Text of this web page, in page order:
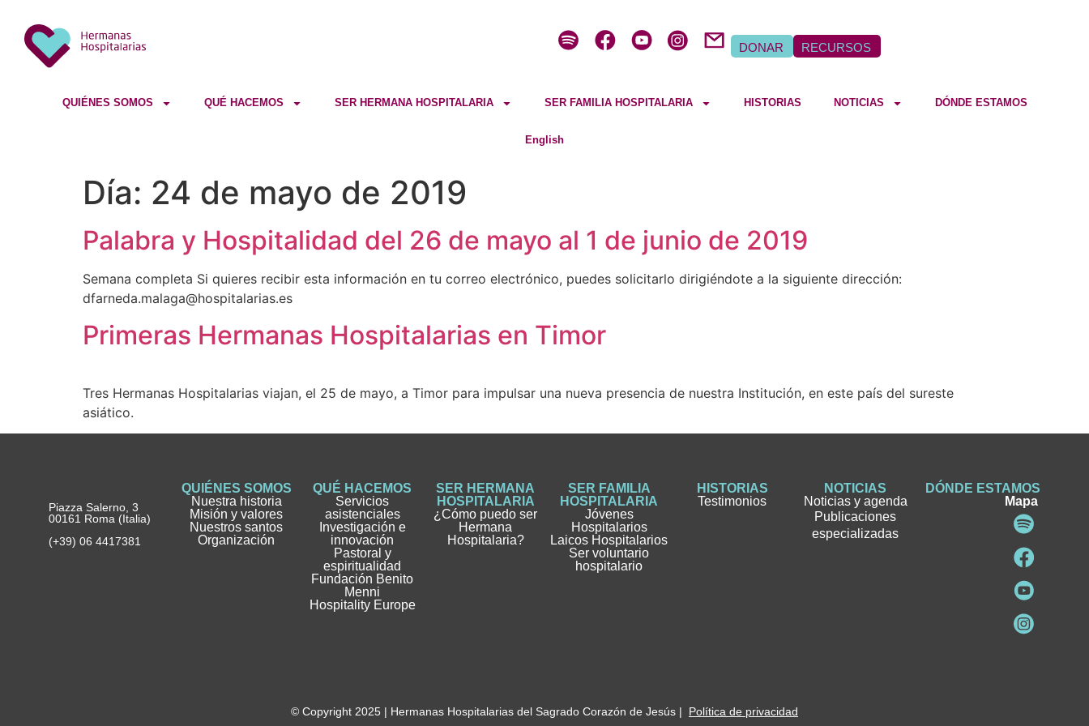
DONAR RECURSOS
QUIÉNES SOMOS QUÉ HACEMOS SER HERMANA HOSPITALARIA SER FAMILIA HOSPITALARIA HISTORIAS NOTICIAS DÓNDE ESTAMOS
English
Día: 24 de mayo de 2019
Palabra y Hospitalidad del 26 de mayo al 1 de junio de 2019
Semana completa Si quieres recibir esta información en tu correo electrónico, puedes solicitarlo dirigiéndote a la siguiente dirección:
dfarneda.malaga@hospitalarias.es
Primeras Hermanas Hospitalarias en Timor
Tres Hermanas Hospitalarias viajan, el 25 de mayo, a Timor para impulsar una nueva presencia de nuestra Institución, en este país del sureste
asiático.
Piazza Salerno, 3
00161 Roma (Italia)
(+39) 06 4417381
QUIÉNES SOMOS
Nuestra historia
Misión y valores
Nuestros santos
Organización
QUÉ HACEMOS
Servicios
asistenciales
Investigación e
innovación
Pastoral y
espiritualidad
Fundación Benito
Menni
Hospitality Europe
SER HERMANA
HOSPITALARIA
¿Cómo puedo ser
Hermana
Hospitalaria?
SER FAMILIA
HOSPITALARIA
Jóvenes
Hospitalarios
Laicos Hospitalarios
Ser voluntario
hospitalario
HISTORIAS
Testimonios
NOTICIAS
Noticias y agenda
Publicaciones
especializadas
DÓNDE ESTAMOS
Mapa
© Copyright 2025 | Hermanas Hospitalarias del Sagrado Corazón de Jesús | Política de privacidad